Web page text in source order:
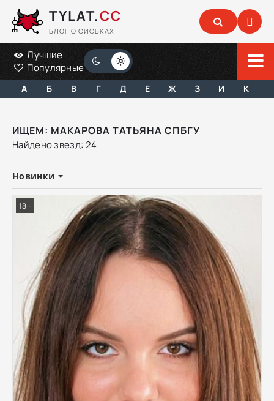
TYLAT.CC
БЛОГ О СИСЬКАХ
Лучшие
Популярные
А Б В Г Д Е Ж З И К
ИЩЕМ: МАКАРОВА ТАТЬЯНА СПБГУ
Найдено звезд: 24
Новинки
18+